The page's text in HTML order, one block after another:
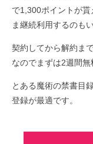
で1,300ポイントが
ま継続利用するのも
契約してから解約ま
なのでまずは2週間無
とある魔術の禁書目
登録が最適です。